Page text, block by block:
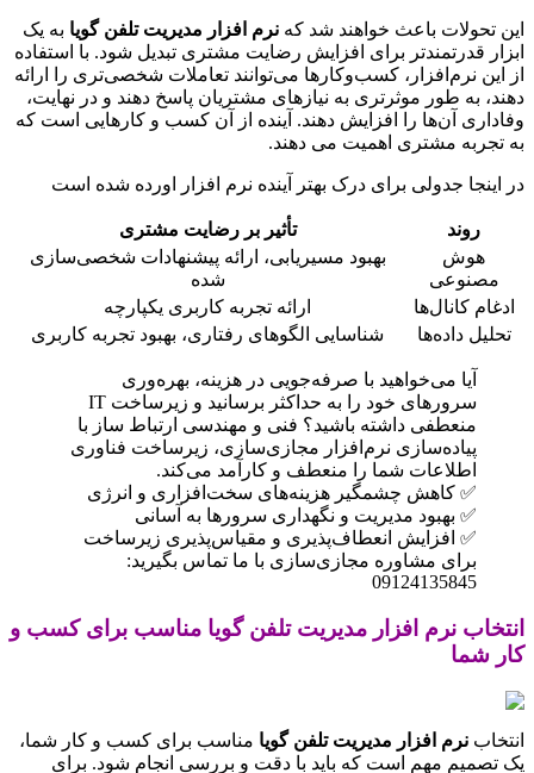
این تحولات باعث خواهند شد که نرم افزار مدیریت تلفن گویا به یک
ابزار قدرتمندتر برای افزایش رضایت مشتری تبدیل شود. با استفاده
از این نرم‌افزار، کسب‌وکارها می‌توانند تعاملات شخصی‌تری را ارائه
دهند، به طور موثرتری به نیازهای مشتریان پاسخ دهند و در نهایت،
وفاداری آن‌ها را افزایش دهند. آینده از آن کسب و کارهایی است که
به تجربه مشتری اهمیت می دهند.
در اینجا جدولی برای درک بهتر آینده نرم افزار اورده شده است
روند
تأثیر بر رضایت مشتری
هوش
مصنوعی
بهبود مسیریابی، ارائه پیشنهادات شخصی‌سازی
شده
ادغام کانال‌ها
ارائه تجربه کاربری یکپارچه
تحلیل داده‌ها
شناسایی الگوهای رفتاری، بهبود تجربه کاربری
آیا می‌خواهید با صرفه‌جویی در هزینه، بهره‌وری
سرورهای خود را به حداکثر برسانید و زیرساخت IT
منعطفی داشته باشید؟ فنی و مهندسی ارتباط ساز با
پیاده‌سازی نرم‌افزار مجازی‌سازی، زیرساخت فناوری
اطلاعات شما را منعطف و کارآمد می‌کند.
✅ کاهش چشمگیر هزینه‌های سخت‌افزاری و انرژی
✅ بهبود مدیریت و نگهداری سرورها به آسانی
✅ افزایش انعطاف‌پذیری و مقیاس‌پذیری زیرساخت
برای مشاوره مجازی‌سازی با ما تماس بگیرید:
09124135845
انتخاب نرم افزار مدیریت تلفن گویا مناسب برای کسب و
کار شما
انتخاب نرم افزار مدیریت تلفن گویا مناسب برای کسب و کار شما،
یک تصمیم مهم است که باید با دقت و بررسی انجام شود. برای